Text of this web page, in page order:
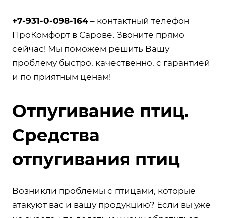
+7-931-0-098-164 – контактный телефон
ПроКомфорт в Сарове. Звоните прямо
сейчас! Мы поможем решить Вашу
проблему быстро, качественно, с гарантией
и по приятным ценам!
Отпугивание птиц.
Средства
отпугивания птиц
Возникли проблемы с птицами, которые
атакуют вас и вашу продукцию? Если вы уже